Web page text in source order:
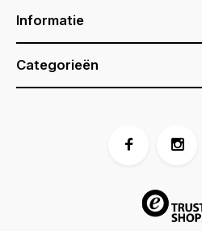
Informatie
Categorieën